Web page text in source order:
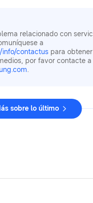
relacionado con
a
contactus para
por favor contacte a
.
sobre lo último